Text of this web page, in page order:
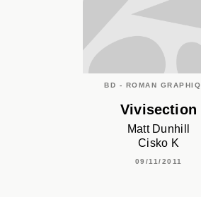
BD - ROMAN
Vivisection
Matt Dunhill
Cisko K
09/11/2011